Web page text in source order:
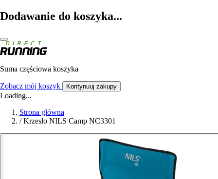
Dodawanie do koszyka...
Suma częściowa koszyka
Zobacz mój koszyk Kontynuuj zakupy
Loading...
Strona główna
/ Krzesło NILS Camp NC3301